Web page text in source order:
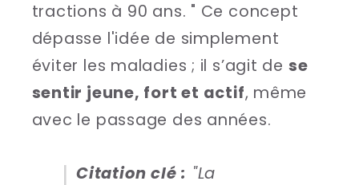
tractions à 90 ans. " Ce concept
dépasse l'idée de simplement
éviter les maladies ; il s’agit de se
sentir jeune, fort et actif, même
avec le passage des années.
Citation clé : "La